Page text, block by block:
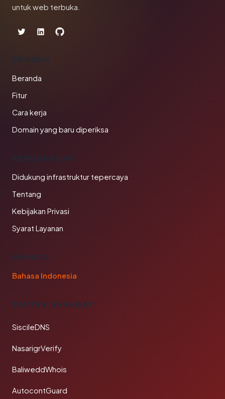
untuk web terbuka.
PRODUK
Beranda
Fitur
Cara kerja
Domain yang baru diperiksa
PERUSAHAAN
Didukung infrastruktur tepercaya
Tentang
Kebijakan Privasi
Syarat Layanan
BAHASA
Bahasa Indonesia
TAUTAN SAHABAT
SiscileDNS
NasarigrVerify
BaliweddWhois
AutocontGuard